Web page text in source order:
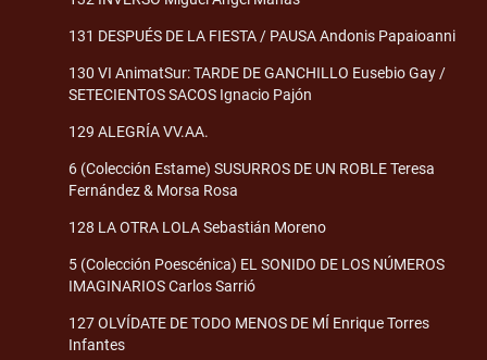
131 DESPUÉS DE LA FIESTA / PAUSA Andonis Papaioanni
130 VI AnimatSur: TARDE DE GANCHILLO Eusebio Gay /
SETECIENTOS SACOS Ignacio Pajón
129 ALEGRÍA VV.AA.
6 (Colección Estame) SUSURROS DE UN ROBLE Teresa
Fernández & Morsa Rosa
128 LA OTRA LOLA Sebastián Moreno
5 (Colección Poescénica) EL SONIDO DE LOS NÚMEROS
IMAGINARIOS Carlos Sarrió
127 OLVÍDATE DE TODO MENOS DE MÍ Enrique Torres
Infantes